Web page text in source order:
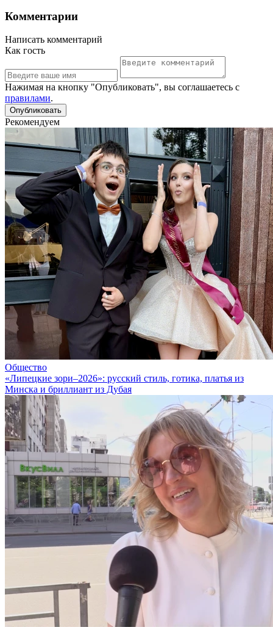
Комментарии
Написать комментарий
Как гость
Нажимая на кнопку "Опубликовать", вы соглашаетесь с
правилами.
Рекомендуем
Общество
«Липецкие зори–2026»: русский стиль, готика, платья из
Минска и бриллиант из Дубая